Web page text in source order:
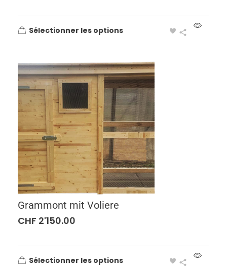
Sélectionner les options
Grammont mit Voliere
CHF 2'150.00
Sélectionner les options